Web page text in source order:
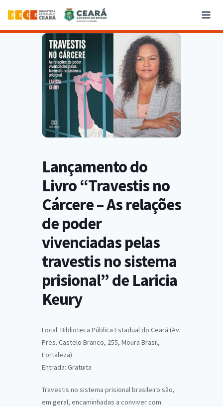
Lançamento do
Livro “Travestis no
Cárcere – As relações
de poder
vivenciadas pelas
travestis no sistema
prisional” de Laricia
Keury
Local: Biblioteca Pública Estadual do Ceará (Av.
Pres. Castelo Branco, 255, Moura Brasil,
Fortaleza)
Entrada: Gratuita
Travestis no sistema prisional brasileiro são,
em geral, encaminhadas a conviver com